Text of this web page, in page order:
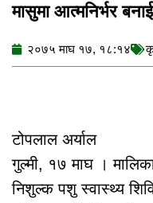
मासुमा आत्मनिर्भर
२०७५ माघ १७, १८:१४
टोपलाल अर्याल
गुल्मी, १७ माघ ।
निशुल्क पशु स्वास्थ्य